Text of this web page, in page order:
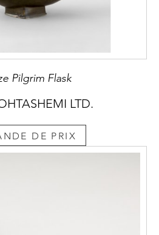
Pilgrim Flask
LTD.
DE PRIX